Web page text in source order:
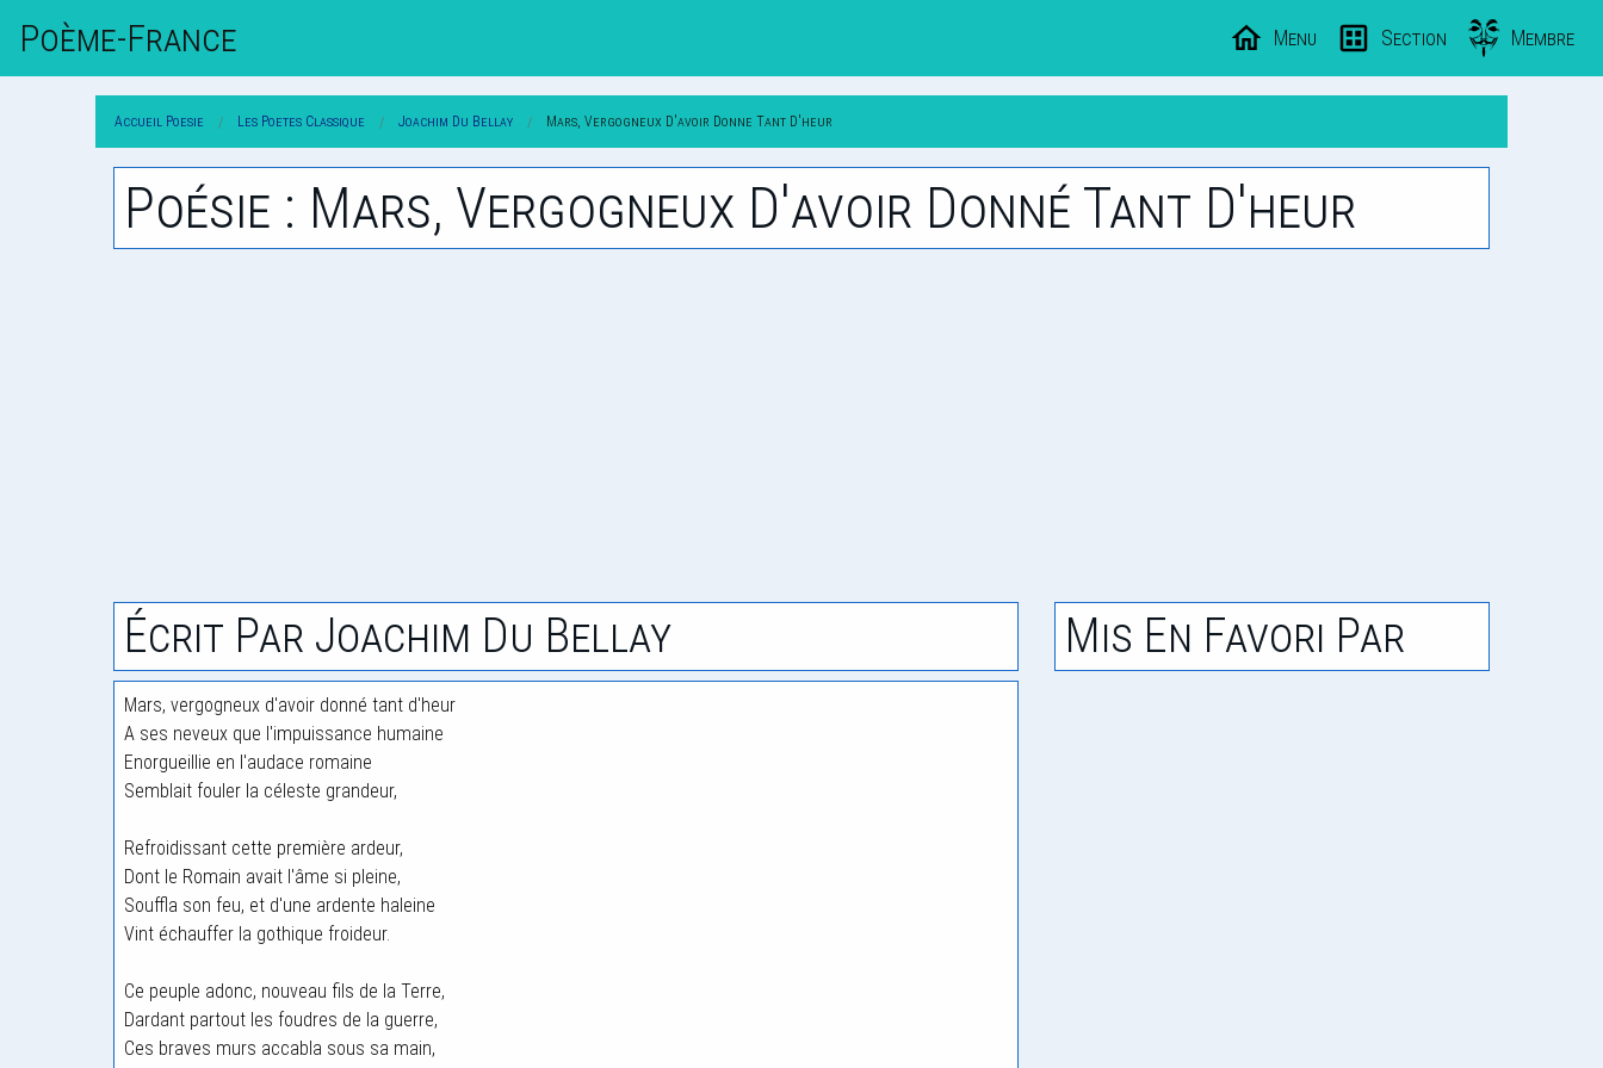
Poème-FrAnce Menu Section Membre
Accueil Poesie Les Poetes Classique Joachim Du Bellay Mars, Vergogneux D'avoir Donne Tant D'heur
Poésie : Mars, Vergogneux D'avoir Donné Tant D'heur
Écrit Par Joachim Du Bellay
Mars, vergogneux d'avoir donné tant d'heur
A ses neveux que l'impuissance humaine
Enorgueillie en l'audace romaine
Semblait fouler la céleste grandeur,
Refroidissant cette première ardeur,
Dont le Romain avait l'âme si pleine,
Souffla son feu, et d'une ardente haleine
Vint échauffer la gothique froideur.
Ce peuple adonc, nouveau fils de la Terre,
Dardant partout les foudres de la guerre,
Ces braves murs accabla sous sa main,
Mis En Favori Par